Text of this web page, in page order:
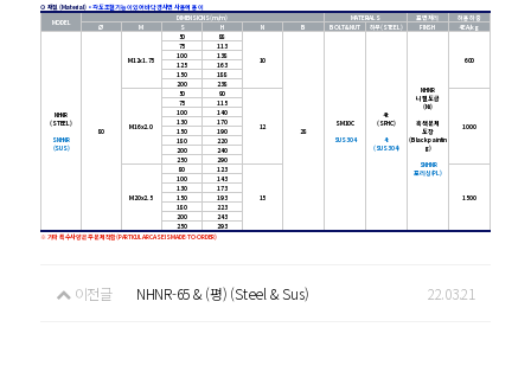
⊙ 재질 (Material)•각도조절기능이 있어 바닥경사면 사용에 용이
MODEL
DIMENSIONS(m/m) MATERIALS 표면처리
허용하중
Ø
M S H N B BOLT&NUT 하부(STEEL) FINSH 4EA/kg
NHNR
(STEEL)
SNHNR
(SUS)
80
M12x1.75
50 88
10
28
SM10C
SUS304
4t
(SPHC)
4t
(SUS304)
NHNR
니켈도금
(Ni)
흑색분체
도장
(Black paintin
g)
SNHNR
포리싱(PL)
600
75
113
100
138
125
163
150
188
200
238
M16x2.0
50 90
12 1000
75
115
100
140
130
170
150
190
180
220
200
240
250
290
M20x2.5
80 123
15 1500
100
143
130
173
150
193
180
223
200
243
250
293
※ 기타 특수사양은 주문제작함(PARTICULAR CASE IS MADE-TO-ORDER)
이전글 NHNR-65 & (평) (Steel & Sus) 22.03.21